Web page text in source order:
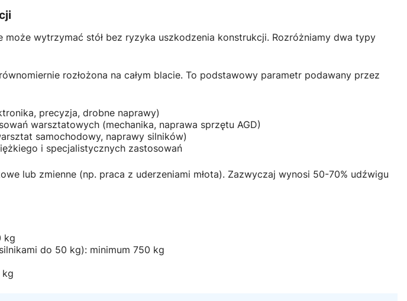
może wytrzymać stół bez ryzyka uszkodzenia konstrukcji. Rozróżniamy dwa typy
rozłożona na całym blacie. To podstawowy parametr podawany przez
precyzja, drobne naprawy)
warsztatowych (mechanika, naprawa sprzętu AGD)
samochodowy, naprawy silników)
i specjalistycznych zastosowań
lub zmienne (np. praca z uderzeniami młota). Zazwyczaj wynosi 50-70% udźwigu
kg
do 50 kg): minimum 750 kg
kg